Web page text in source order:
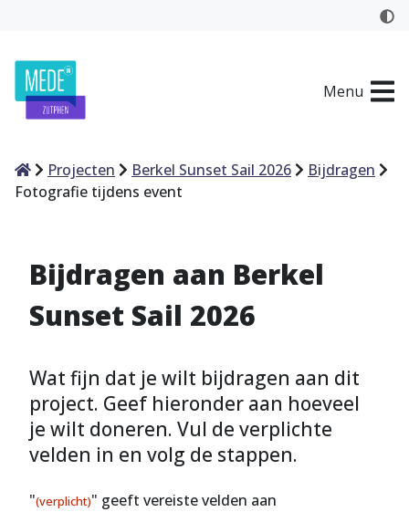
Menu
HomeProjecten Berkel Sunset Sail 2026
Bijdragen
Fotografie tijdens event
Bijdragen aan Berkel
Sunset Sail 2026
Wat fijn dat je wilt bijdragen aan dit
project. Geef hieronder aan hoeveel
je wilt doneren. Vul de verplichte
velden in en volg de stappen.
"(verplicht)" geeft vereiste velden aan